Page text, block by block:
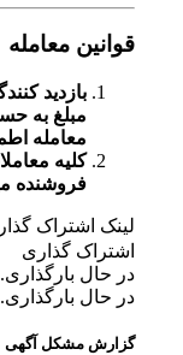
قوانین معامله
بازدید
مبلغ به حساب
معامله
کلیه معاملات
فروشنده
لینک اشتراک گذاری
اشتراک گذاری
در حال بارگذاری...
در حال بارگذاری...
گزارش مشکل آگهی